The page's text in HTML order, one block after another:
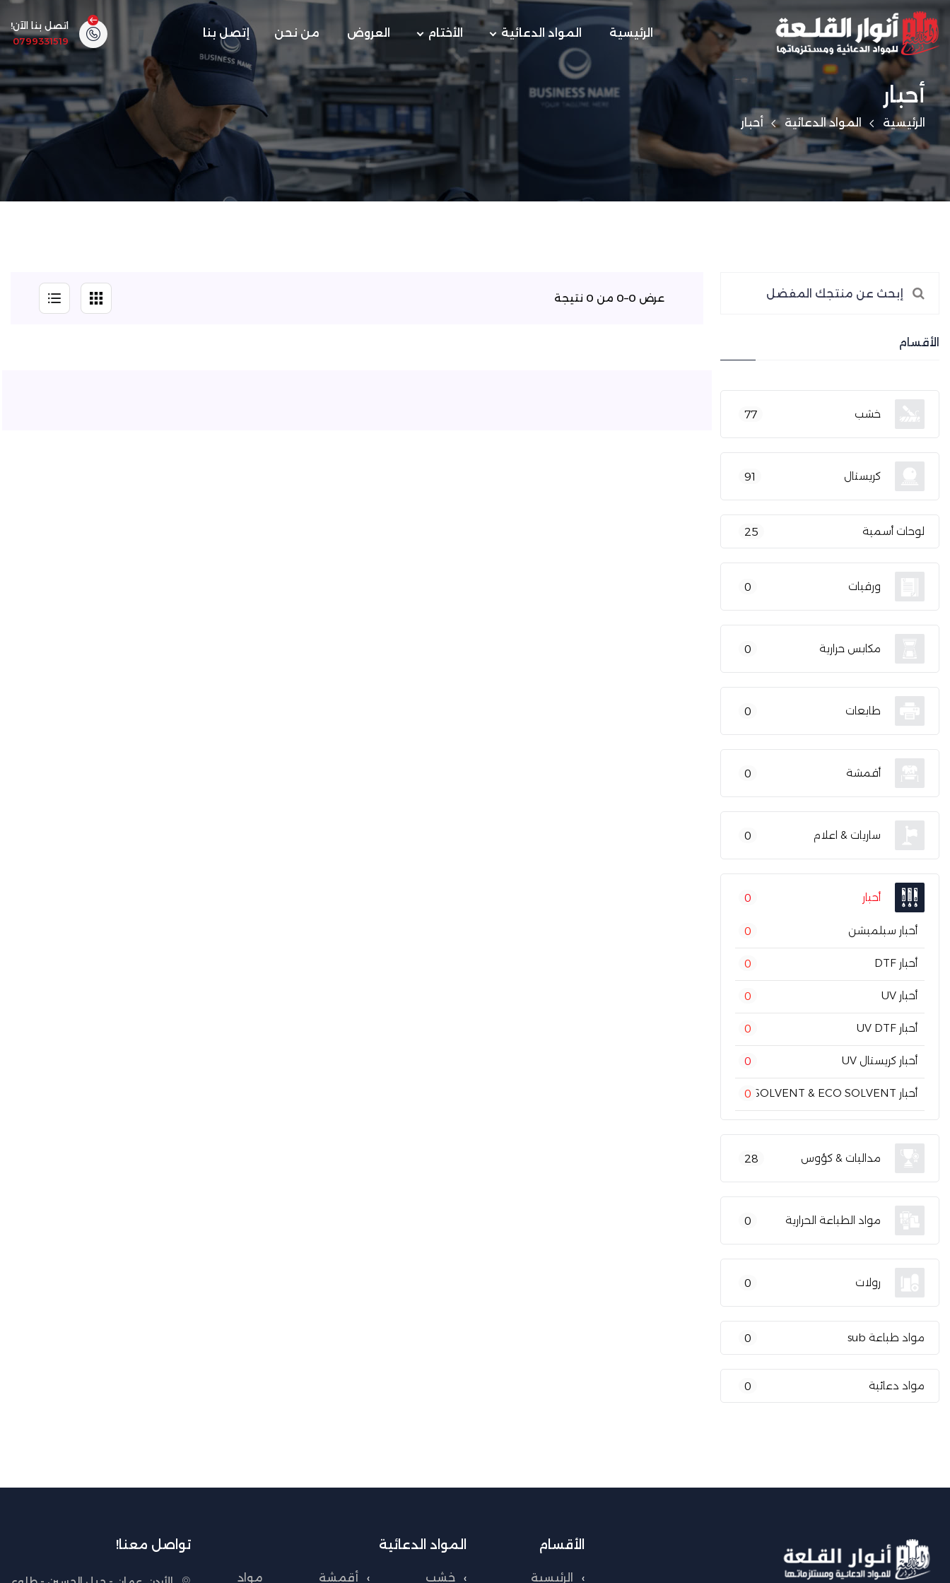
الرئيسية المواد الدعائية الأختام العروض من نحن إتصل بنا
اتصل بنا الآن!
0799331519
أحبار
الرئيسية المواد الدعائية أحبار
الأقسام
خشب 77
كريستال 91
لوحات أسمية 25
ورقيات 0
مكابس حرارية 0
طابعات 0
أقمشة 0
ساريات & اعلام 0
أحبار 0
أحبار سبلميشن 0
أحبار DTF 0
أحبار UV 0
أحبار UV DTF 0
أحبار كريستال UV 0
أحبار SOLVENT & ECO SOLVENT 0
مداليات & كؤوس 28
مواد الطباعة الحرارية 0
رولات 0
مواد طباعة sub 0
مواد دعائية 0
عرض 0–0 من 0 نتيجة
الأقسام
الرئيسية
المواد الدعائية
خشب أقمشة مواد
تواصل معنا!